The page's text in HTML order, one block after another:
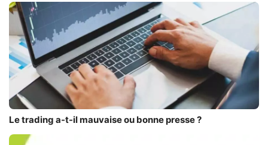
Le trading a-t-il mauvaise ou bonne presse ?